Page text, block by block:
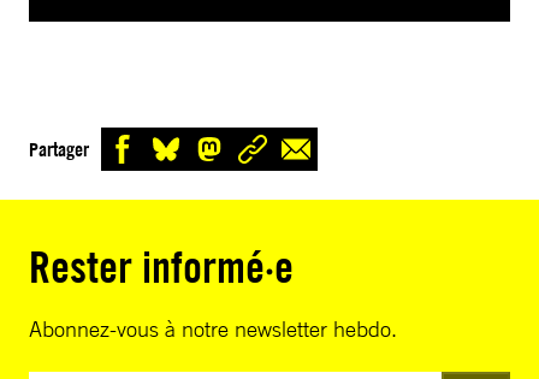
Partager
Rester informé·e
Abonnez-vous à notre newsletter hebdo.